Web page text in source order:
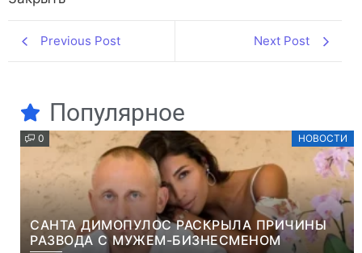
Previous Post Next Post
Популярное
0 НОВОСТИ
САНТА ДИМОПУЛОС РАСКРЫЛА ПРИЧИНЫ
РАЗВОДА С МУЖЕМ-БИЗНЕСМЕНОМ